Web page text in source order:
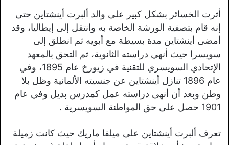
أثرت الخسائر بشكل كبير على والد ألبرت أينشتاين حتى
إنه قام بتصفية الورشة الخاصة به وانتقل إلى إيطاليا، وقد
أمضى أينشتاين مدة بسيطة مع أبويه ثم انطلق إلى
سويسرا حيث أنهي دراسته الثانوية، ثم التحق بالمعهد
الإتحادي السويسري للتقنية في زيورخ عام 1895، وفي
عام 1896 تنازل أينشتاين عن جنسيته الألمانية وظل بلا
وطن وبعد أن أنهى دراسته عمل كمدرس بديل وفي عام
1901 حصل على حق المواطنة السويسرية .
تعرف ألبرت أينشتاين على ميلفا ماريك حيث كانت زميلة